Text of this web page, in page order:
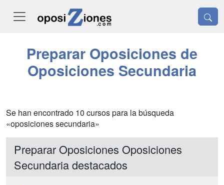
Preparar Oposiciones de
Oposiciones Secundaria
Se han encontrado 10 cursos para la búsqueda
«oposiciones secundaria»
Preparar Oposiciones Oposiciones
Secundaria destacados